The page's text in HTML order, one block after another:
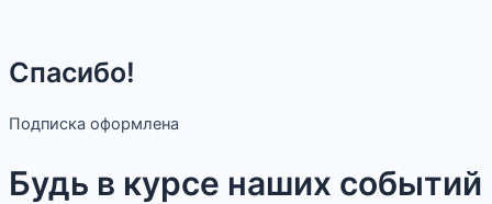
Спасибо!
Подписка оформлена
Будь в курсе наших событий